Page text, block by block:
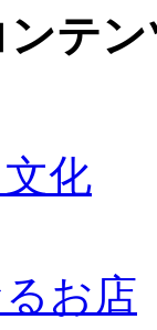
テン
化
お店